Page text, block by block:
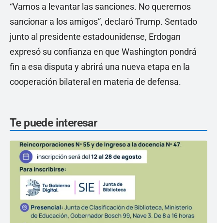
“Vamos a levantar las sanciones. No queremos
sancionar a los amigos”, declaró Trump. Sentado
junto al presidente estadounidense, Erdogan
expresó su confianza en que Washington pondrá
fin a esa disputa y abrirá una nueva etapa en la
cooperación bilateral en materia de defensa.
Te puede interesar